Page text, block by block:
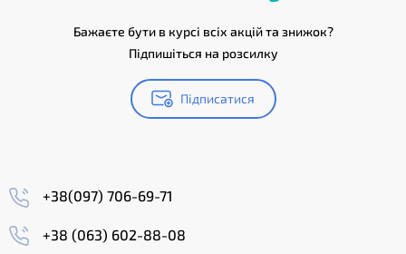
Бажаєте бути в курсі всіх акцій та знижок?
Підпишіться на розсилку
Підписатися
+38(097) 706-69-71
+38 (063) 602-88-08